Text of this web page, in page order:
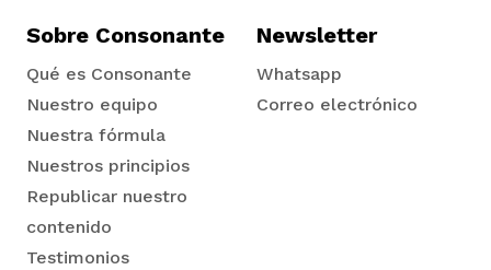
Sobre Consonante
Qué es Consonante
Nuestro equipo
Nuestra fórmula
Nuestros principios
Republicar nuestro
contenido
Testimonios
Newsletter
Whatsapp
Correo electrónico